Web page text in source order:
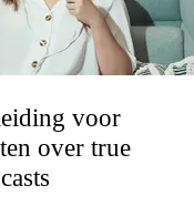
voor
over true